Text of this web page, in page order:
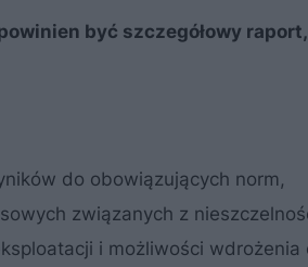
być szczegółowy
do obowiązujących norm,
związanych z
i możliwości